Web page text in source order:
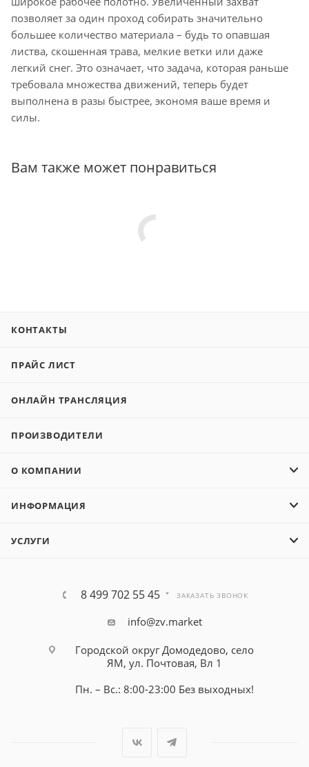
позволяет за один проход собирать значительно
большее количество материала – будь то опавшая
листва, скошенная трава, мелкие ветки или даже
легкий снег. Это означает, что задача, которая раньше
требовала множества движений, теперь будет
выполнена в разы быстрее, экономя ваше время и
силы.
Вам также может понравиться
КОНТАКТЫ
ПРАЙС ЛИСТ
ОНЛАЙН ТРАНСЛЯЦИЯ
ПРОИЗВОДИТЕЛИ
О КОМПАНИИ
ИНФОРМАЦИЯ
УСЛУГИ
8 499 702 55 45 ЗАКАЗАТЬ ЗВОНОК
info@zv.market
Городской округ Домодедово, село
ЯМ, ул. Почтовая, Вл 1
Пн. – Вс.: 8:00-23:00 Без выходных!